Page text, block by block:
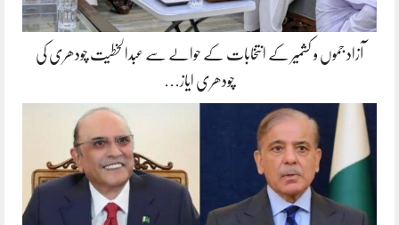
آزاد جموں و کشمیر کے انتخابات کے حوالے سے عبدالخطیت چودھری کی
چودھری ایاز…